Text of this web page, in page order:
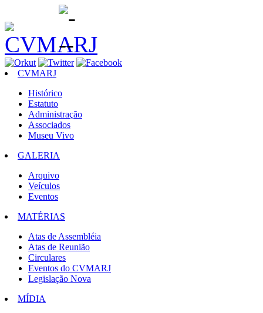
CVMARJ
Histórico
Estatuto
Administração
Associados
Museu Vivo
GALERIA
Arquivo
Veículos
Eventos
MATÉRIAS
Atas de Assembléia
Atas de Reunião
Circulares
Eventos do CVMARJ
Legislação Nova
MÍDIA